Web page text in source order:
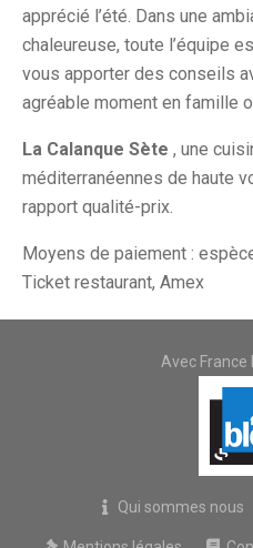
apprécié l’été. Dans une
chaleureuse, toute l’équipe
vous apporter des conseils
agréable moment en famille
La Calanque Sète , une
méditerranéennes de haute
rapport qualité-prix.
Moyens de paiement :
Ticket restaurant, Amex
Avec France
Qui sommes nous